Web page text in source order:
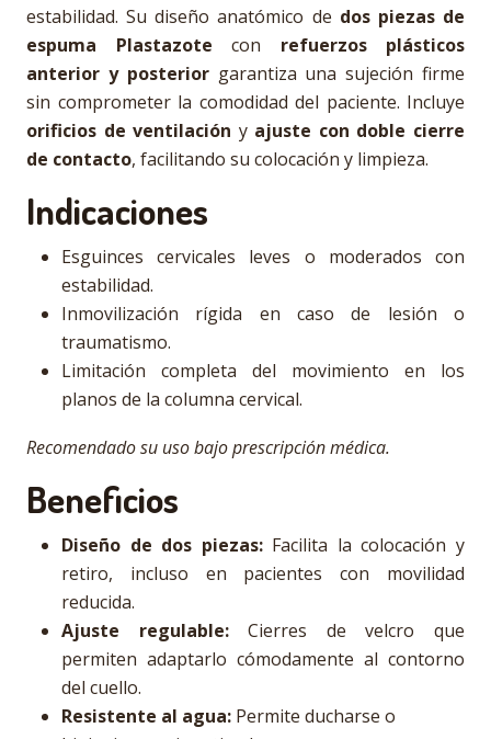
estabilidad. Su diseño anatómico de dos piezas de
espuma Plastazote con refuerzos plásticos
anterior y posteriorgarantiza una sujeción firme
sin comprometer la comodidad del paciente. Incluye
orificios de ventilación y ajuste con doble cierre
de contacto, facilitando su colocación y limpieza.
Indicaciones
Esguinces cervicales leves o moderados con
estabilidad.
Inmovilización rígida en caso de lesión o
traumatismo.
Limitación completa del movimiento en los
planos de la columna cervical.
Recomendado su uso bajo prescripción médica.
Beneficios
Diseño de dos piezas:Facilita la colocación y
retiro, incluso en pacientes con movilidad
reducida.
Ajuste regulable:Cierres de velcro que
permiten adaptarlo cómodamente al contorno
del cuello.
Resistente al agua: Permite ducharse o